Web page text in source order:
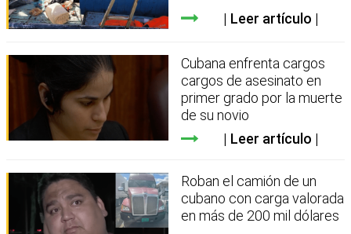
Leer artículo
Cubana enfrenta cargos
cargos de asesinato en
primer grado por la muerte
de su novio
Leer artículo
Roban el camión de un
cubano con carga valorada
en más de 200 mil dólares